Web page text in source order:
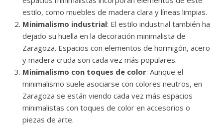
estilo, como muebles de madera clara y líneas limpias.
Minimalismo industrial: El estilo industrial también ha
dejado su huella en la decoración minimalista de
Zaragoza. Espacios con elementos de hormigón, acero
y madera cruda son cada vez más populares.
Minimalismo con toques de color: Aunque el
minimalismo suele asociarse con colores neutros, en
Zaragoza se están viendo cada vez más espacios
minimalistas con toques de color en accesorios o
piezas de arte.